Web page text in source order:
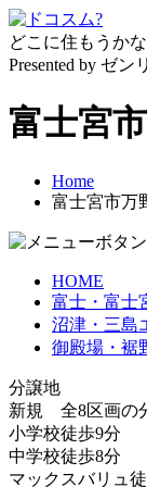
どこに住もうかな
Presented by ゼン
富士宮
Home
富士宮市万
HOME
富士・富士
沼津・三島
御殿場・裾
分譲地
新規 全8区画の
小学校徒歩9分
中学校徒歩8分
マックスバリュ